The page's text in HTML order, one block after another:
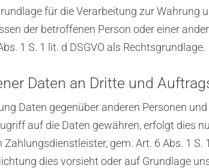
für die Verarbeitung zur Wahrung
der betroffenen Person oder einer
1 S. 1 lit. d DSGVO als Rechtsgrundlage.
Daten an Dritte und
Daten gegenüber anderen Personen
auf die Daten gewähren, erfolgt dies
gem. Art. 6 Abs. 1
dies vorsieht oder auf Grundlage